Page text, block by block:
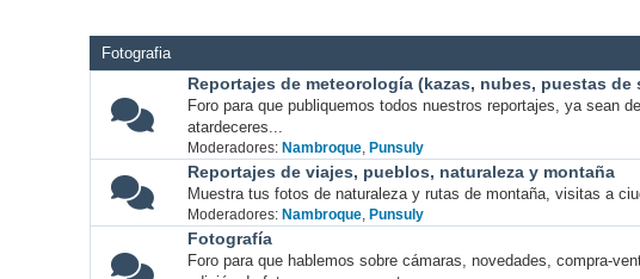
Fotografia
Reportajes de meteorología (kazas, nubes, puestas de
Foro para que publiquemos todos nuestros reportajes, ya sean
atardeceres...
Moderadores: Nambroque, Punsuly
Reportajes de viajes, pueblos, naturaleza y montaña
Muestra tus fotos de naturaleza y rutas de montaña, visitas a
Moderadores: Nambroque, Punsuly
Fotografía
Foro para que hablemos sobre cámaras, novedades, compra-